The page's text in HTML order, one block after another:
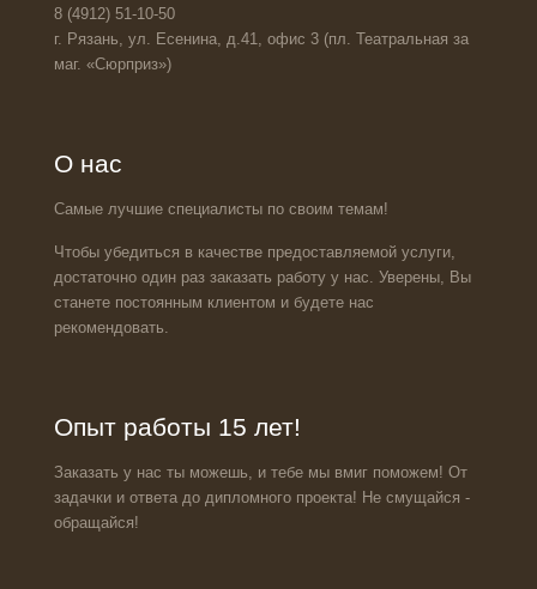
8 (4912) 51-10-50
г. Рязань, ул. Есенина, д.41, офис 3 (пл. Театральная за
маг. «Сюрприз»)
О нас
Самые лучшие специалисты по своим темам!
Чтобы убедиться в качестве предоставляемой услуги,
достаточно один раз заказать работу у нас. Уверены, Вы
станете постоянным клиентом и будете нас
рекомендовать.
Опыт работы 15 лет!
Заказать у нас ты можешь, и тебе мы вмиг поможем! От
задачки и ответа до дипломного проекта! Не смущайся -
обращайся!